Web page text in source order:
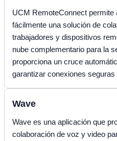
UCM RemoteConnect
fácilmente una solución de
trabajadores y dispositivos
nube complementario para la
proporciona un cruce
garantizar conexiones
Wave
Wave es una aplicación que
colaboración de voz y video